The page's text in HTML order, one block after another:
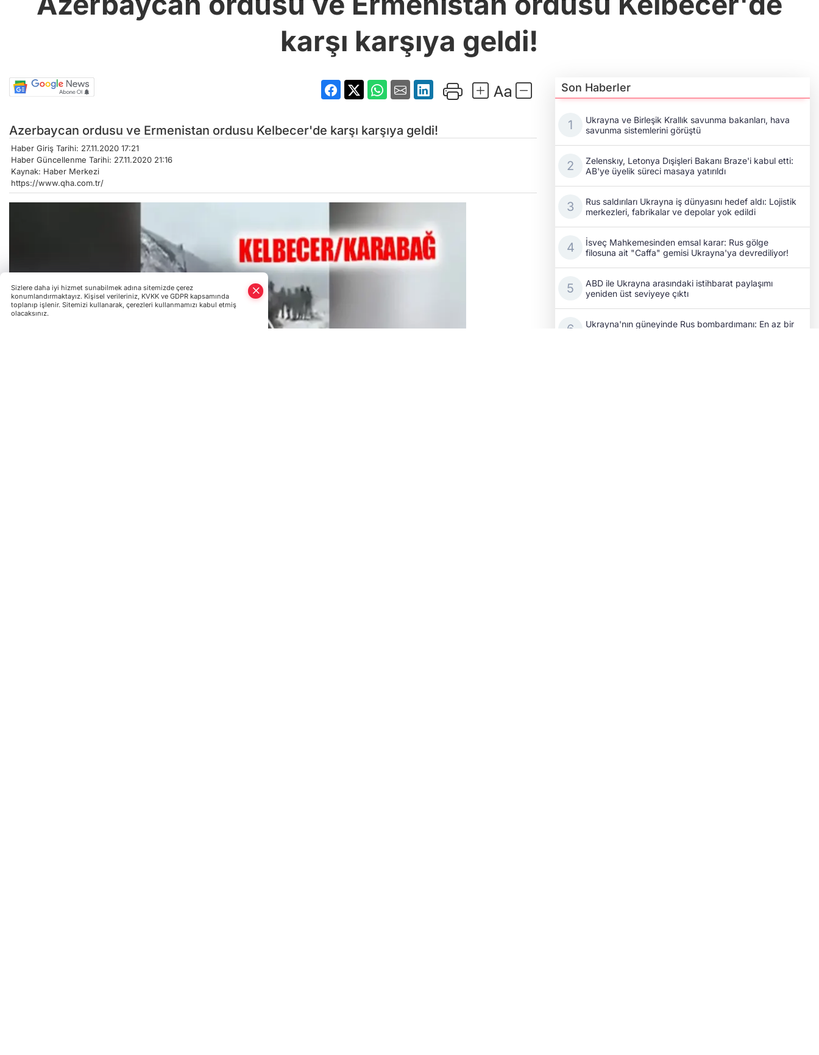
karşı karşıya geldi!
Azerbaycan ordusu ve Ermenistan ordusu Kelbecer'de karşı karşıya geldi!
Haber Giriş Tarihi: 27.11.2020 17:21
Haber Güncellenme Tarihi: 27.11.2020 21:16
Kaynak: Haber Merkezi
https://www.qha.com.tr/
Son Haberler
Ukrayna ve Birleşik Krallık savunma bakanları, hava
savunma sistemlerini görüştü
Zelenskıy, Letonya Dışişleri Bakanı Braze'i kabul etti:
AB'ye üyelik süreci masaya yatırıldı
Rus saldırıları Ukrayna iş dünyasını hedef aldı: Lojistik
merkezleri, fabrikalar ve depolar yok edildi
İsveç Mahkemesinden emsal karar: Rus gölge
filosuna ait "Caffa" gemisi Ukrayna'ya devrediliyor!
ABD ile Ukrayna arasındaki istihbarat paylaşımı
yeniden üst seviyeye çıktı
Ukrayna'nın güneyinde Rus bombardımanı: En az bir
Sizlere daha iyi hizmet sunabilmek adına sitemizde çerez
konumlandırmaktayız. Kişisel verileriniz, KVKK ve GDPR kapsamında
toplanıp işlenir. Sitemizi kullanarak, çerezleri kullanmamızı kabul etmiş
olacaksınız.